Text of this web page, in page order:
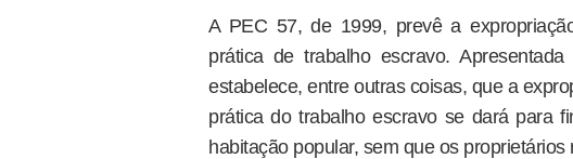
A PEC 57, de 1999, prevê a
prática de trabalho escravo.
estabelece, entre outras coisas, que a
prática do trabalho escravo se dará para
habitação popular, sem que os